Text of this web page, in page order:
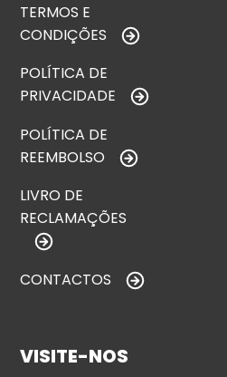
TERMOS E
CONDIÇÕES
POLÍTICA DE
PRIVACIDADE
POLÍTICA DE
REEMBOLSO
LIVRO DE
RECLAMAÇÕES
CONTACTOS
VISITE-NOS